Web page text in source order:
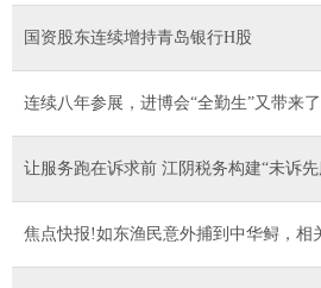
国资股东连续增持青岛银行H股
连续八年参展，进博会“全勤生”又带来
让服务跑在诉求前 江阴税务构建“未诉
焦点快报!如东渔民意外捕到中华鲟，相